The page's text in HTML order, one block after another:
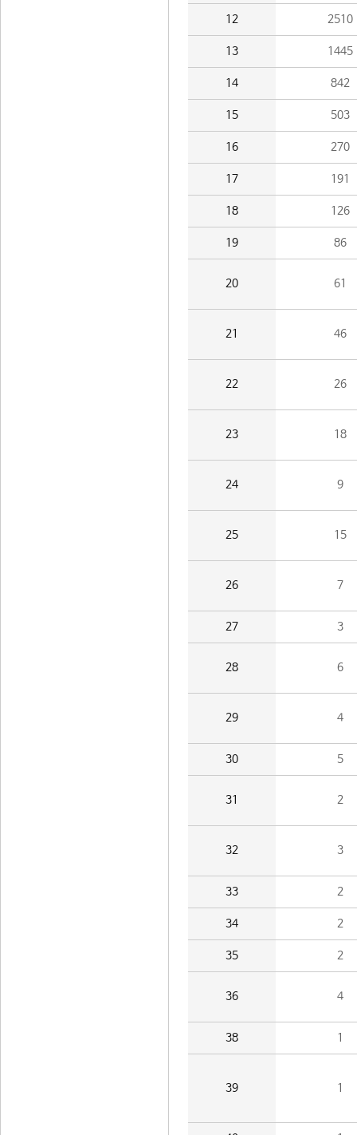
12 2510
13 1445
14 842
15 503
16 270
17 191
18 126
19 86
20 61
21 46
22 26
23 18
24 9
25 15
26 7
27 3
28 6
29 4
30 5
31 2
32 3
33 2
34 2
35 2
36 4
38 1
39 1